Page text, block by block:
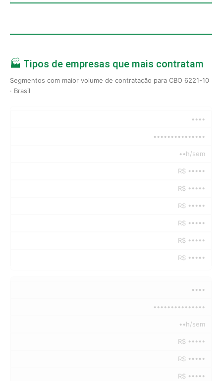
🏭 Tipos de empresas que mais contratam
Segmentos com maior volume de contratação para CBO 6221-10
· Brasil
••••
•••••••••••••••
••h/sem
R$ •••••
R$ •••••
R$ •••••
R$ •••••
R$ •••••
R$ •••••
••••
•••••••••••••••
••h/sem
R$ •••••
R$ •••••
R$ •••••